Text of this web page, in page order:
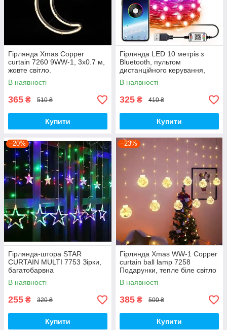
Гірлянда Xmas Copper
curtain 7260 9WW-1, 3x0.7 м,
жовте світло.
В наявності
365 ₴ 510 ₴
Купити
Гірлянда LED 10 метрів з
Bluetooth, пультом
дистанційного керування,
кольорова.
В наявності
325 ₴ 410 ₴
Купити
–20%
Гірлянда-штора STAR
CURTAIN MULTI 7753 Зірки,
багатобарвна
В наявності
255 ₴ 320 ₴
Купити
–23%
Гірлянда Xmas WW-1 Copper
curtain ball lamp 7258
Подарунки, тепле біле світло
В наявності
385 ₴ 500 ₴
Купити